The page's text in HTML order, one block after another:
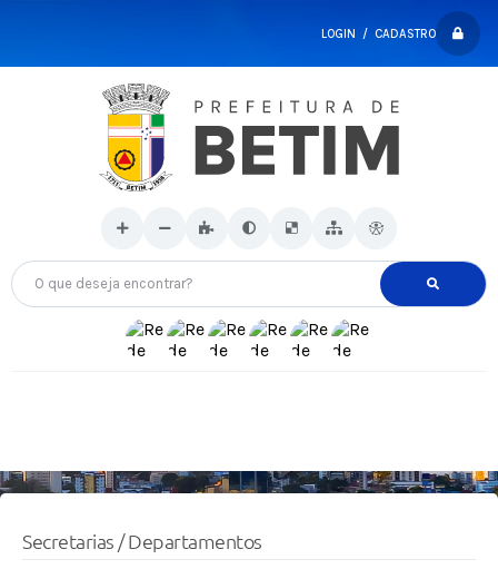
LOGIN / CADASTRO
O que deseja encontrar?
Secretarias / Departamentos